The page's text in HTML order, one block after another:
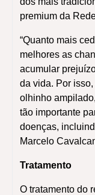
premium da Rede
“Quanto mais
melhores as
acumular
da vida. Por
olhinho
tão importante
doenças,
Marcelo
Tratamento
O tratamento do